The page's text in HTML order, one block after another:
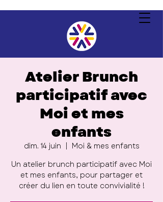
Atelier Brunch
participatif avec
Moi et mes
enfants
dim. 14 juin
Moi & mes enfants
Un atelier brunch participatif avec Moi
et mes enfants, pour partager et
créer du lien en toute convivialité !